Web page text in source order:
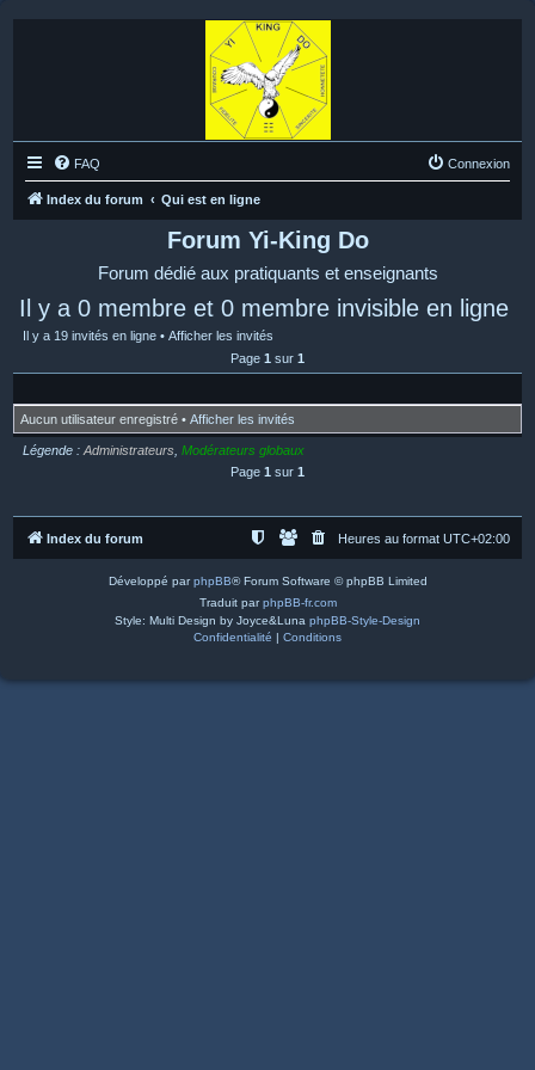
FAQ Connexion
Index du forum Qui est en ligne
Forum Yi-King Do
Forum dédié aux pratiquants et enseignants
Il y a 0 membre et 0 membre invisible en ligne
Il y a 19 invités en ligne • Afficher les invités
Page 1 sur 1
Aucun utilisateur enregistré • Afficher les invités
Légende : Administrateurs Modérateurs globaux
Page 1 sur 1
Index du forum Heures au format UTC+02:00
Développé parphpBB® Forum Software © phpBB Limited
Traduit parphpBB-fr.com
Style: Multi Design by Joyce&Luna phpBB-Style-Design
Confidentialité | Conditions